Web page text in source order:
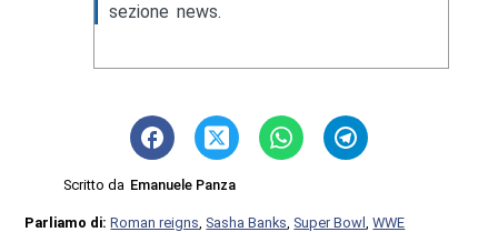
sezione news.
Scritto da Emanuele Panza
Parliamo di:Roman reigns,Sasha Banks,Super Bowl,WWE